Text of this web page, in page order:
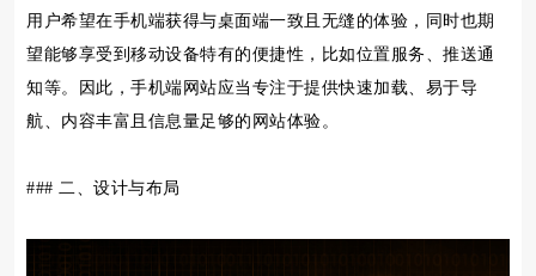
用户希望在手机端获得与桌面端一致且无缝的体验，同时也期
望能够享受到移动设备特有的便捷性，比如位置服务、推送通
知等。因此，手机端网站应当专注于提供快速加载、易于导
航、内容丰富且信息量足够的网站体验。
### 二、设计与布局